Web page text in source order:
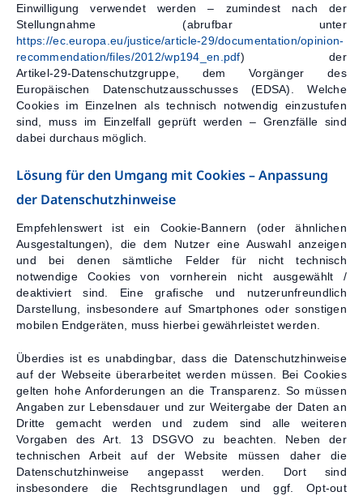
Einwilligung verwendet werden – zumindest nach der
Stellungnahme (abrufbar unter
https://ec.europa.eu/justice/article-29/documentation/opinion-
recommendation/files/2012/wp194_en.pdf) der
Artikel‑29‑Datenschutzgruppe, dem Vorgänger des
Europäischen Datenschutzausschusses (EDSA). Welche
Cookies im Einzelnen als technisch notwendig einzustufen
sind, muss im Einzelfall geprüft werden – Grenzfälle sind
dabei durchaus möglich.
Lösung für den Umgang mit Cookies – Anpassung
der Datenschutzhinweise
Empfehlenswert ist ein Cookie-Bannern (oder ähnlichen
Ausgestaltungen), die dem Nutzer eine Auswahl anzeigen
und bei denen sämtliche Felder für nicht technisch
notwendige Cookies von vornherein nicht ausgewählt /
deaktiviert sind. Eine grafische und nutzerunfreundlich
Darstellung, insbesondere auf Smartphones oder sonstigen
mobilen Endgeräten, muss hierbei gewährleistet werden.
Überdies ist es unabdingbar, dass die Datenschutzhinweise
auf der Webseite überarbeitet werden müssen. Bei Cookies
gelten hohe Anforderungen an die Transparenz. So müssen
Angaben zur Lebensdauer und zur Weitergabe der Daten an
Dritte gemacht werden und zudem sind alle weiteren
Vorgaben des Art. 13 DSGVO zu beachten. Neben der
technischen Arbeit auf der Website müssen daher die
Datenschutzhinweise angepasst werden. Dort sind
insbesondere die Rechtsgrundlagen und ggf. Opt-out